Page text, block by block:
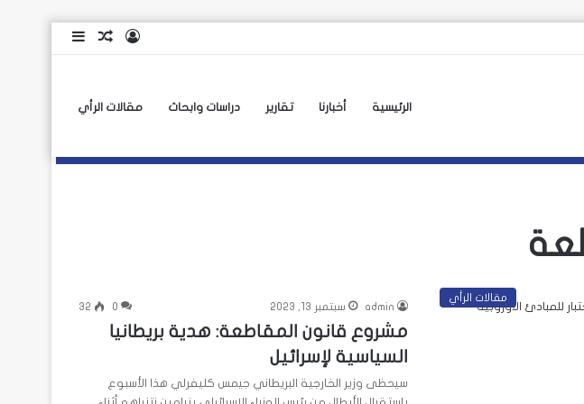
إضافةمقالتسجيل
الرئيسية أخبارنا تقارير دراسات وابحاث مقالات الرأي
مقالات الرأي
admin
سبتمبر 13, 2023 0
32
مشروع قانون المقاطعة: هدية بريطانيا
السياسية لإسرائيل
سيحظى وزير الخارجية البريطاني جيمس كليفرلي هذا الأسبوع